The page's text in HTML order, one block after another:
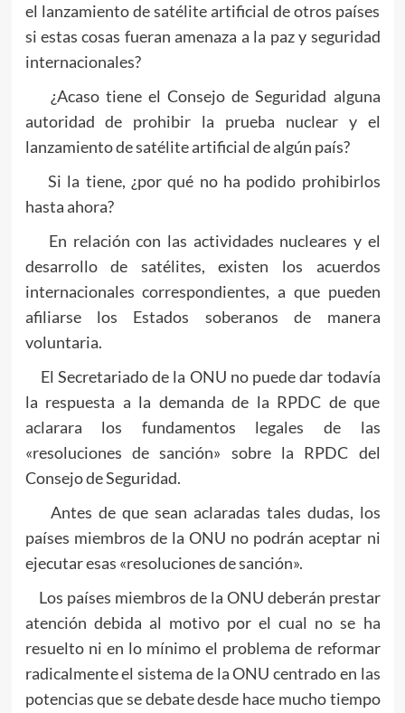
el lanzamiento de satélite artificial de otros países
si estas cosas fueran amenaza a la paz y seguridad
internacionales?
¿Acaso tiene el Consejo de Seguridad alguna
autoridad de prohibir la prueba nuclear y el
lanzamiento de satélite artificial de algún país?
Si la tiene, ¿por qué no ha podido prohibirlos
hasta ahora?
En relación con las actividades nucleares y el
desarrollo de satélites, existen los acuerdos
internacionales correspondientes, a que pueden
afiliarse los Estados soberanos de manera
voluntaria.
El Secretariado de la ONU no puede dar todavía
la respuesta a la demanda de la RPDC de que
aclarara los fundamentos legales de las
«resoluciones de sanción» sobre la RPDC del
Consejo de Seguridad.
Antes de que sean aclaradas tales dudas, los
países miembros de la ONU no podrán aceptar ni
ejecutar esas «resoluciones de sanción».
Los países miembros de la ONU deberán prestar
atención debida al motivo por el cual no se ha
resuelto ni en lo mínimo el problema de reformar
radicalmente el sistema de la ONU centrado en las
potencias que se debate desde hace mucho tiempo